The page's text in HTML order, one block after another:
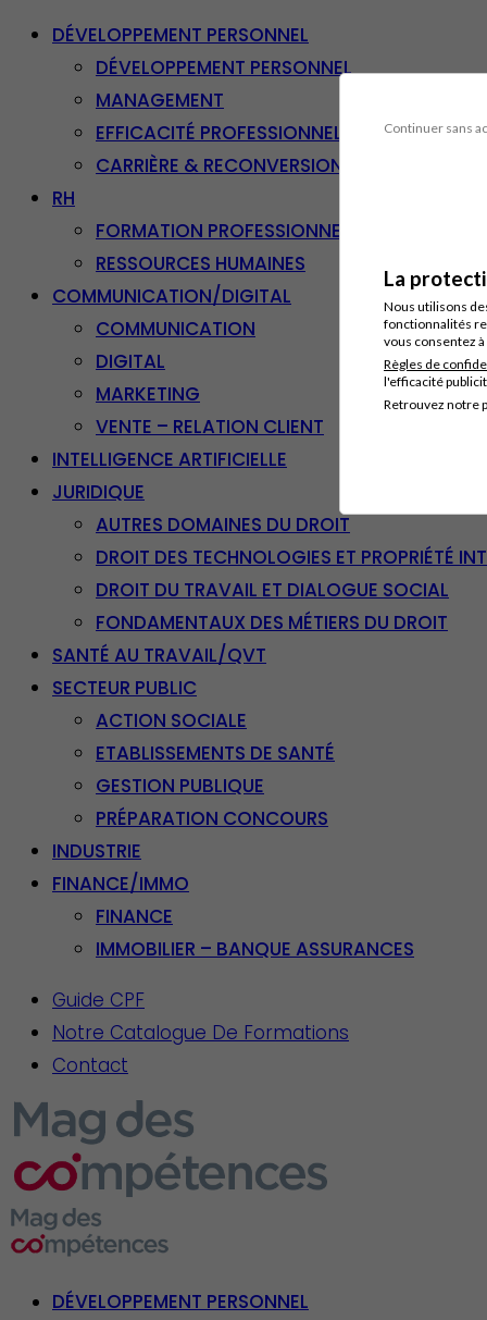
Continuer sans
La
Nous utilisons
fonctionnalités
vous consentez
Règles de
l'efficacité
Retrouvez notre
DÉVELOPPEMENT PERSONNEL
DÉVELOPPEMENT PERSONNEL
MANAGEMENT
EFFICACITÉ PROFESSIONNELLE
CARRIÈRE & RECONVERSION
RH
FORMATION PROFESSIONNELLE
RESSOURCES HUMAINES
COMMUNICATION/DIGITAL
COMMUNICATION
DIGITAL
MARKETING
VENTE – RELATION CLIENT
INTELLIGENCE ARTIFICIELLE
JURIDIQUE
AUTRES DOMAINES DU DROIT
DROIT DES TECHNOLOGIES ET PROPRIÉTÉ
DROIT DU TRAVAIL ET DIALOGUE SOCIAL
FONDAMENTAUX DES MÉTIERS DU DROIT
SANTÉ AU TRAVAIL/QVT
SECTEUR PUBLIC
ACTION SOCIALE
ETABLISSEMENTS DE SANTÉ
GESTION PUBLIQUE
PRÉPARATION CONCOURS
INDUSTRIE
FINANCE/IMMO
FINANCE
IMMOBILIER – BANQUE ASSURANCES
Guide CPF
Notre Catalogue De Formations
Contact
DÉVELOPPEMENT PERSONNEL